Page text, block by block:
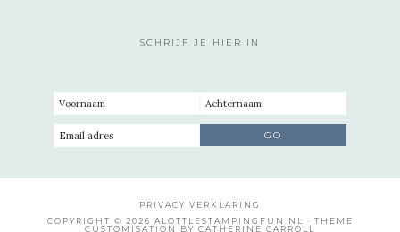
SCHRIJF JE HIER IN
PRIVACY VERKLARING
COPYRIGHT © 2026 ALOTTLESTAMPINGFUN.NL · THEME
CUSTOMISATION BY CATHERINE CARROLL